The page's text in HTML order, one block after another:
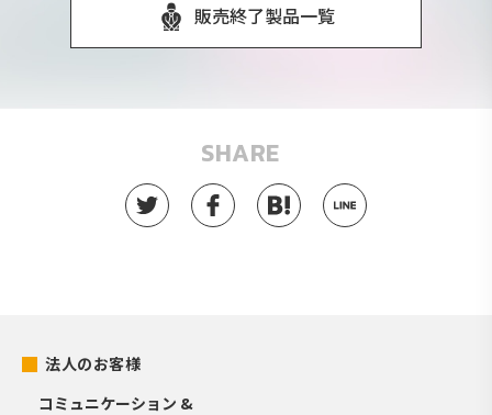
販売終了製品一覧
SHARE
法人のお客様
コミュニケーション &